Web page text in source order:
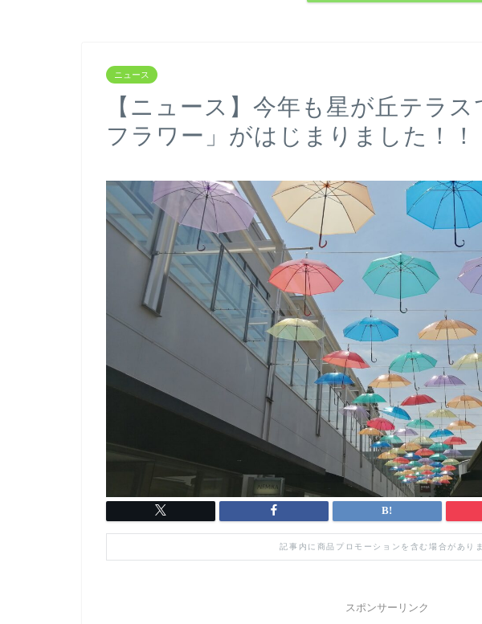
ニュース
【ニュース】今年も星が丘テラ
フラワー」がはじまりました！！
記事内に商品プロモーションを含む場合があり
スポンサーリンク